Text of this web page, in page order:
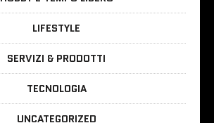
LIFESTYLE
SERVIZI & PRODOTTI
TECNOLOGIA
UNCATEGORIZED